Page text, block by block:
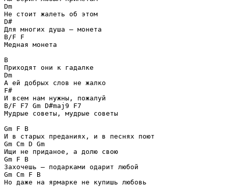
Dm
Не стоит жалеть об этом
D#
Для многих душа – монета
B/F F
Медная монета
B
Приходят они к гадалке
Dm
А ей добрых слов не жалко
F#
И всем нам нужны, пожалуй
B/F F7 Gm D#maj9 F7
Мудрые советы, мудрые советы
Gm F B
И в старых преданиях, и в песнях поют
Gm Cm D Gm
Ищи не приданое, а долю свою
Gm F B
Захочешь – подарками одарит любой
Gm Cm F B
Но даже на ярмарке не купишь любовь